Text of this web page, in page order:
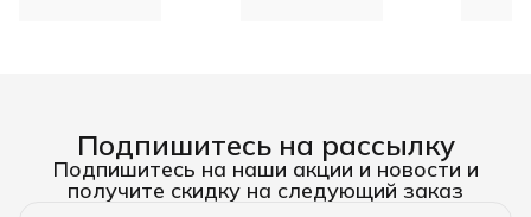
Подпишитесь на рассылку
Подпишитесь на наши акции и новости и
получите скидку на следующий заказ